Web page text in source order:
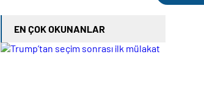
EN ÇOK OKUNANLAR